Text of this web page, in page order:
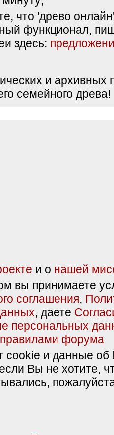
что 'древо
функционал,
здесь:
и архивных
семейного древа!
и о нашей
вы принимаете
соглашения,
, даете
персональных
правилами форума
cookie и данные об
Вы не хотите,